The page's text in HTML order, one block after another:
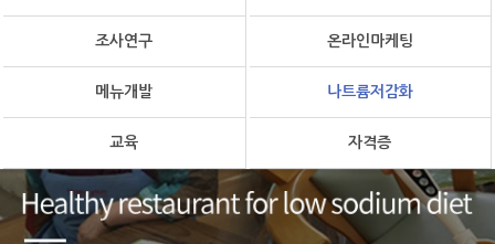
조사연구 온라인마케팅
메뉴개발 나트륨저감화
교육 자격증